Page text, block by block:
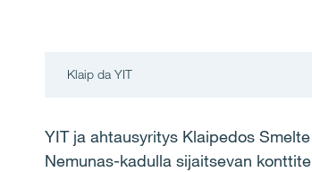
Klaip da YIT
YIT ja ahtausyritys Klaipedos
Nemunas‑kadulla sijaitsevan